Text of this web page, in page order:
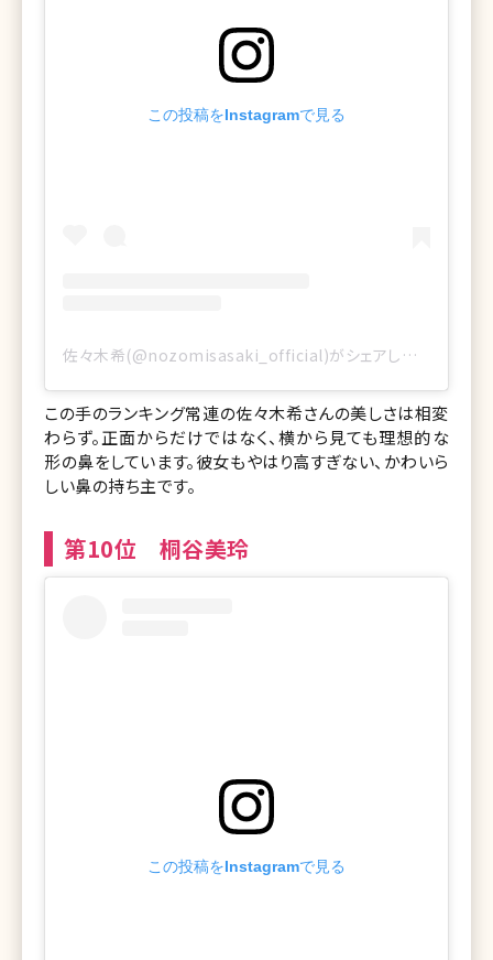
この投稿をInstagramで見る
佐々木希(@nozomisasaki_official)がシェアした投稿
この手のランキング常連の佐々木希さんの美しさは相変
わらず。正面からだけではなく、横から見ても理想的な
形の鼻をしています。彼女もやはり高すぎない、かわいら
しい鼻の持ち主です。
第10位 桐谷美玲
この投稿をInstagramで見る